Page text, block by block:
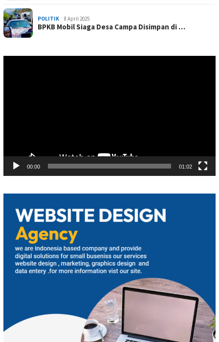
POLITIK 8 April 2025
BPKB Mobil Siaga Desa Campa Disimpan di …
00:00 01:02